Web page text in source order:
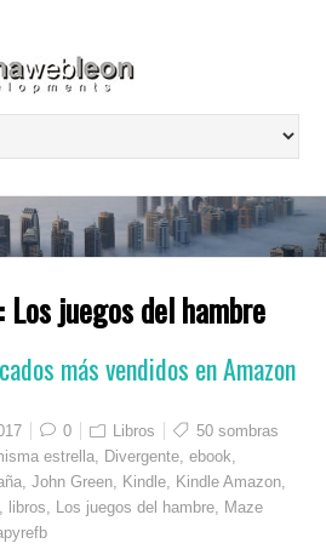
Los juegos del hambre
más vendidos en Amazon
0 Libros
50 sombras
estrella Divergente ,ebook
,John Green Kindle Kindle Amazon
libros Los juegos del hambre
Maze